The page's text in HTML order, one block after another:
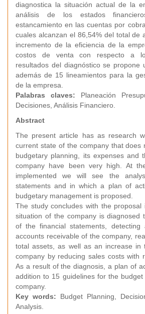
diagnostica la situación actual de la
análisis de los estados
estancamiento en las cuentas por
cuales alcanzan el 86,54% del total de
incremento de la eficiencia de la
costos de venta con respecto a
resultados del diagnóstico se propone
además de 15 lineamientos para la
de la empresa.
Palabras claves: Planeación
Decisiones, Análisis Financiero.
Abstract
The present article has as research
current state of the company that does
budgetary planning, its expenses and
company have been very high. At
implemented we will see the
statements and in which a plan of
budgetary management is proposed.
The study concludes with the
situation of the company is diagnosed
of the financial statements,
accounts receivable of the company,
total assets, as well as an increase in
company by reducing sales costs with
As a result of the diagnosis, a plan of
addition to 15 guidelines for the
company.
Key words: Budget Planning,
Analysis.